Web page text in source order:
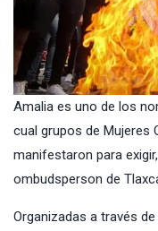
Amalia es uno de los
cual grupos de Mujeres
manifestaron para
ombudsperson de
Organizadas a través